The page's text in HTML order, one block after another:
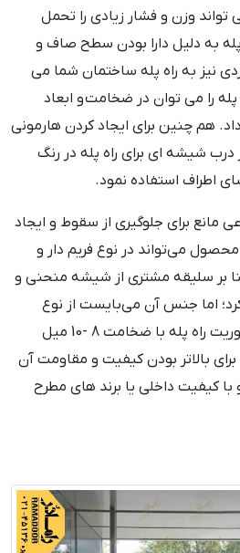
وزن و فشار زیادی را تحمل
به دلیل دارا بودن سطح صاف و
نیز به راه پله ساختمان شما می
را می توان در ضخامت و ابعاد
هم چنین برای ایجاد کردن هارمونی
درب شیشه ای برای راه پله در رنگ
اطراف استفاده نمود.
مانع برای جلوگیری از سقوط و ایجاد
می‌تواند در نوع فریم دار و
بر سلیقه مشتری از شیشه منحنی و
اما جنس آن می‌بایست از نوع
سکوریت باشد. شیشه سکوریت راه پله با ضخامت 8 -10 میل
بالاتر بودن کیفیت و مقاومت آن
با کیفیت داخلی یا برند های مطرح